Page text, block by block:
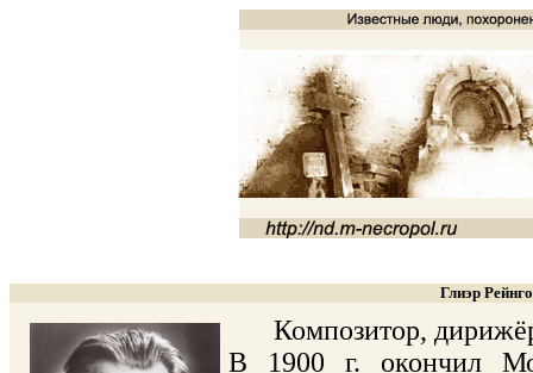
Глиэр
Композитор,
В 1900 г. окончил